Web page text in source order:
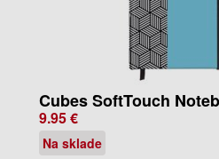
Cubes SoftTouch
9.95 €
Na sklade